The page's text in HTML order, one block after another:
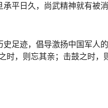
平日久，尚武精神就有被
足迹，倡导激扬中国军人
时，则忘其亲；击鼓之时